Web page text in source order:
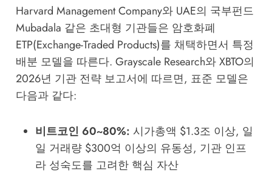
Harvard Management Company와 UAE의 국부펀드
Mubadala 같은 초대형 기관들은 암호화폐
ETP(Exchange-Traded Products)를 채택하면서 특정
배분 모델을 따른다. Grayscale Research와 XBTO의
2026년 기관 전략 보고서에 따르면, 표준 모델은
다음과 같다:
비트코인 60~80%: 시가총액 $1.3조 이상, 일
일 거래량 $300억 이상의 유동성, 기관 인프
라 성숙도를 고려한 핵심 자산